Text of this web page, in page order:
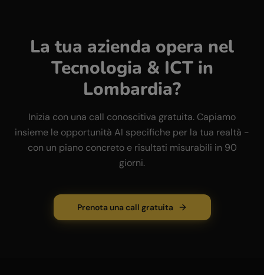
La tua azienda opera nel
Tecnologia & ICTin
Lombardia?
Inizia con una call conoscitiva gratuita. Capiamo
insieme le opportunità AI specifiche per la tua realtà -
con un piano concreto e risultati misurabili in 90
giorni.
Prenota una call gratuita